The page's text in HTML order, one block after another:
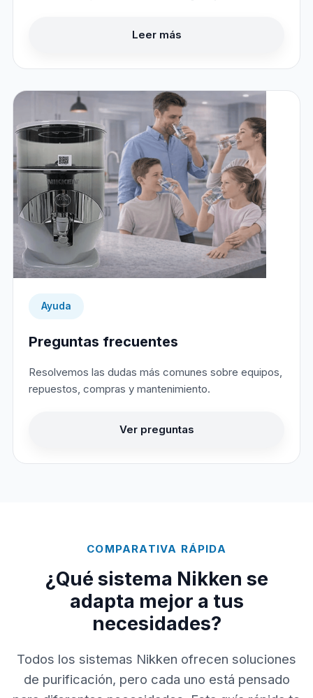
Leer más
Ayuda
Preguntas frecuentes
Resolvemos las dudas más comunes sobre equipos,
repuestos, compras y mantenimiento.
Ver preguntas
COMPARATIVA RÁPIDA
¿Qué sistema Nikken se
adapta mejor a tus
necesidades?
Todos los sistemas Nikken ofrecen soluciones
de purificación, pero cada uno está pensado